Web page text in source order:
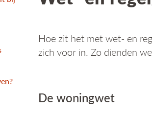
Hoe zit het met wet- en
zich voor in. Zo dienden
De woningwet